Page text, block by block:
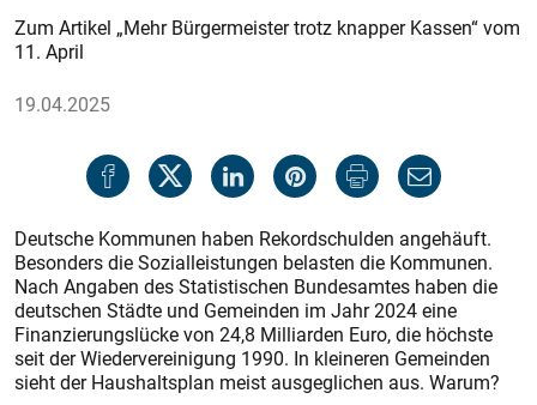
Zum Artikel „Mehr Bürgermeister trotz knapper Kassen“ vom
11. April
19.04.2025
Deutsche Kommunen haben Rekordschulden angehäuft.
Besonders die Sozialleistungen belasten die Kommunen.
Nach Angaben des Statistischen Bundesamtes haben die
deutschen Städte und Gemeinden im Jahr 2024 eine
Finanzierungslücke von 24,8 Milliarden Euro, die höchste
seit der Wiedervereinigung 1990. In kleineren Gemeinden
sieht der Haushaltsplan meist ausgeglichen aus. Warum?